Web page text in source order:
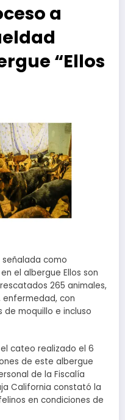
a
“Ellos
señalada como
el albergue Ellos son
265 animales,
enfermedad, con
moquillo e incluso
cateo realizado el 6
de este albergue
de la Fiscalía
California constató la
en condiciones de